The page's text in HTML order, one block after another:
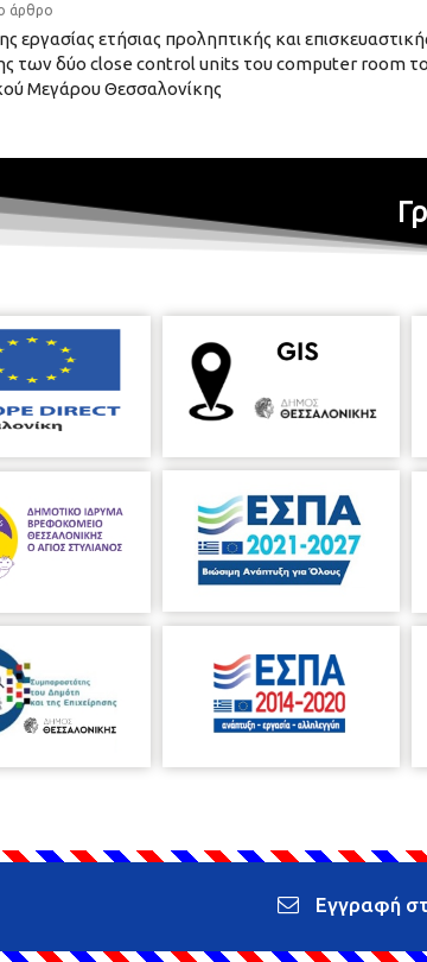
άρθρο
εργασίας ετήσιας προληπτικής και
των δύο close control units του computer room
Μεγάρου Θεσσαλονίκης
Εγγραφή